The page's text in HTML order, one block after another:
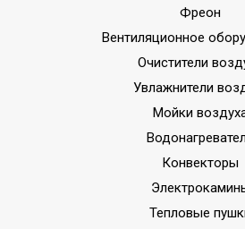
Фреон
Вентиляционное
Очистители
Увлажнители
Мойки
Конвекторы
Тепловые